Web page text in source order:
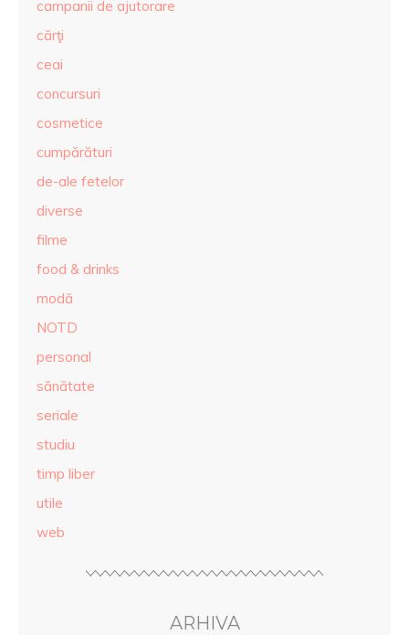
campanii de ajutorare
cărţi
ceai
concursuri
cosmetice
cumpărături
de-ale fetelor
diverse
filme
food & drinks
modă
NOTD
personal
sănătate
seriale
studiu
timp liber
utile
web
ARHIVA